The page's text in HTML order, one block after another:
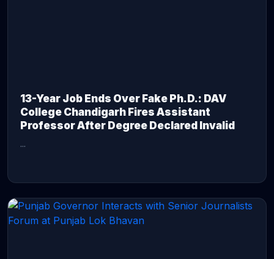
13-Year Job Ends Over Fake Ph.D.: DAV
College Chandigarh Fires Assistant
Professor After Degree Declared Invalid
...